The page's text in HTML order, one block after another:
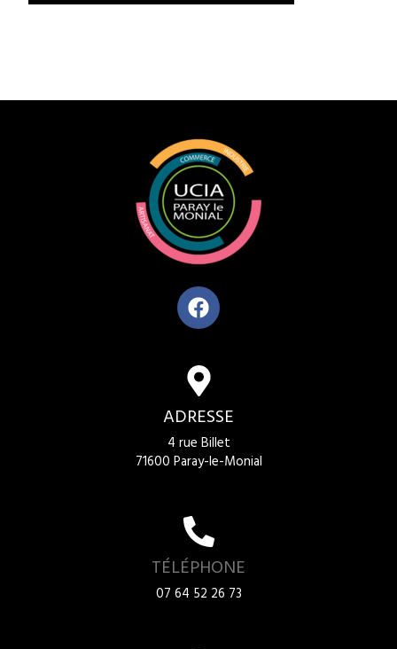
ADRESSE
4 rue Billet
71600 Paray-le-Monial
TÉLÉPHONE
07 64 52 26 73